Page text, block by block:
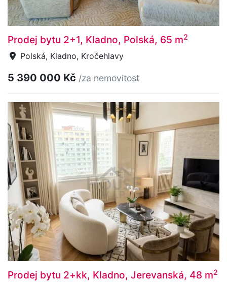
Prodej bytu 2+1, Kladno, Polská, 65 m2
Polská, Kladno, Kročehlavy
5 390 000 Kč /za nemovitost
Prodej bytu 2+kk, Kladno, Jerevanská, 48 m2